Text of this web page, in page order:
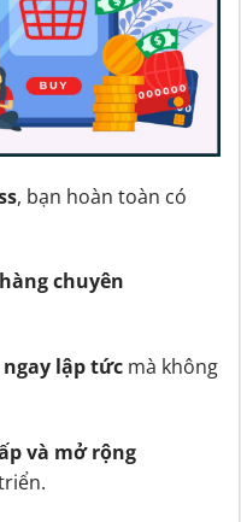
, bạn hoàn toàn có
chuyên
lập tứcmà không
và mở rộng